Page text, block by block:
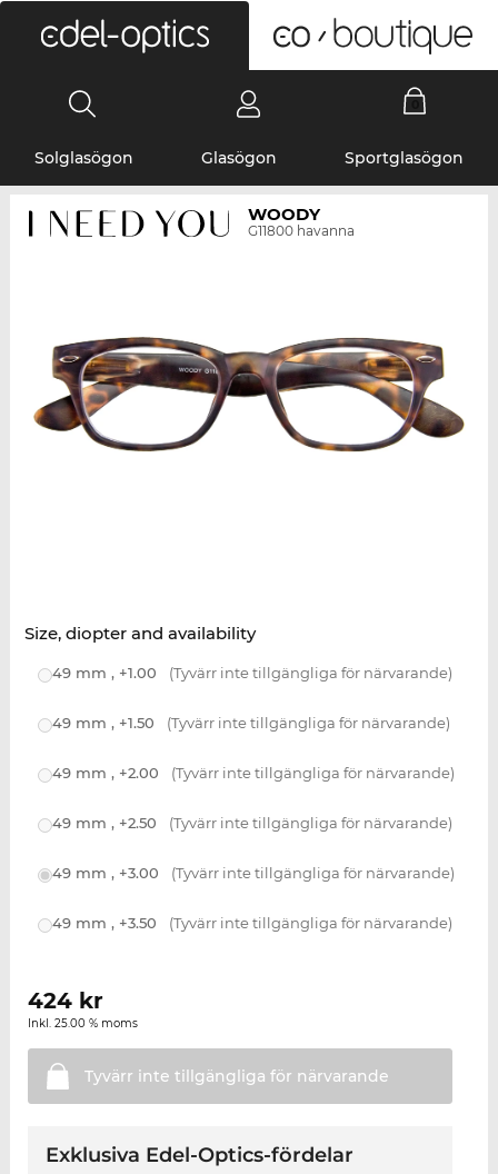
Solglasögon Glasögon Sportglasögon
WOODY
G11800 havanna
Size, diopter and availability
49 mm , +1.00 (Tyvärr inte tillgängliga för närvarande)
49 mm , +1.50 (Tyvärr inte tillgängliga för närvarande)
49 mm , +2.00 (Tyvärr inte tillgängliga för närvarande)
49 mm , +2.50 (Tyvärr inte tillgängliga för närvarande)
49 mm , +3.00 (Tyvärr inte tillgängliga för närvarande)
49 mm , +3.50 (Tyvärr inte tillgängliga för närvarande)
424kr
Inkl. 25.00 % moms
Tyvärr inte tillgängliga för närvarande
Exklusiva Edel-Optics-fördelar